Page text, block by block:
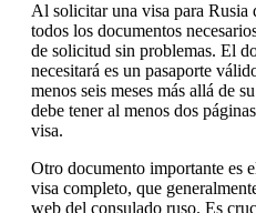
Al solicitar una visa para Rusia
todos los documentos
de solicitud sin problemas. El
necesitará es un pasaporte
menos seis meses más allá de
debe tener al menos dos
visa.
Otro documento importante es
visa completo, que
web del consulado ruso. Es